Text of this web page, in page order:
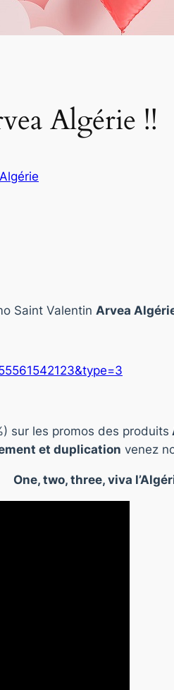
Algérie !!
Saint Valentin Arvea
sur les promos des produits
et duplication venez
One, two, three, viva